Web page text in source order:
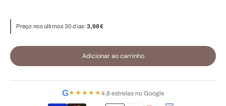
Preço nos últimos 30 dias:3,98€
Adicionar ao carrinho
G★★★★★4,8 estrelas no Google